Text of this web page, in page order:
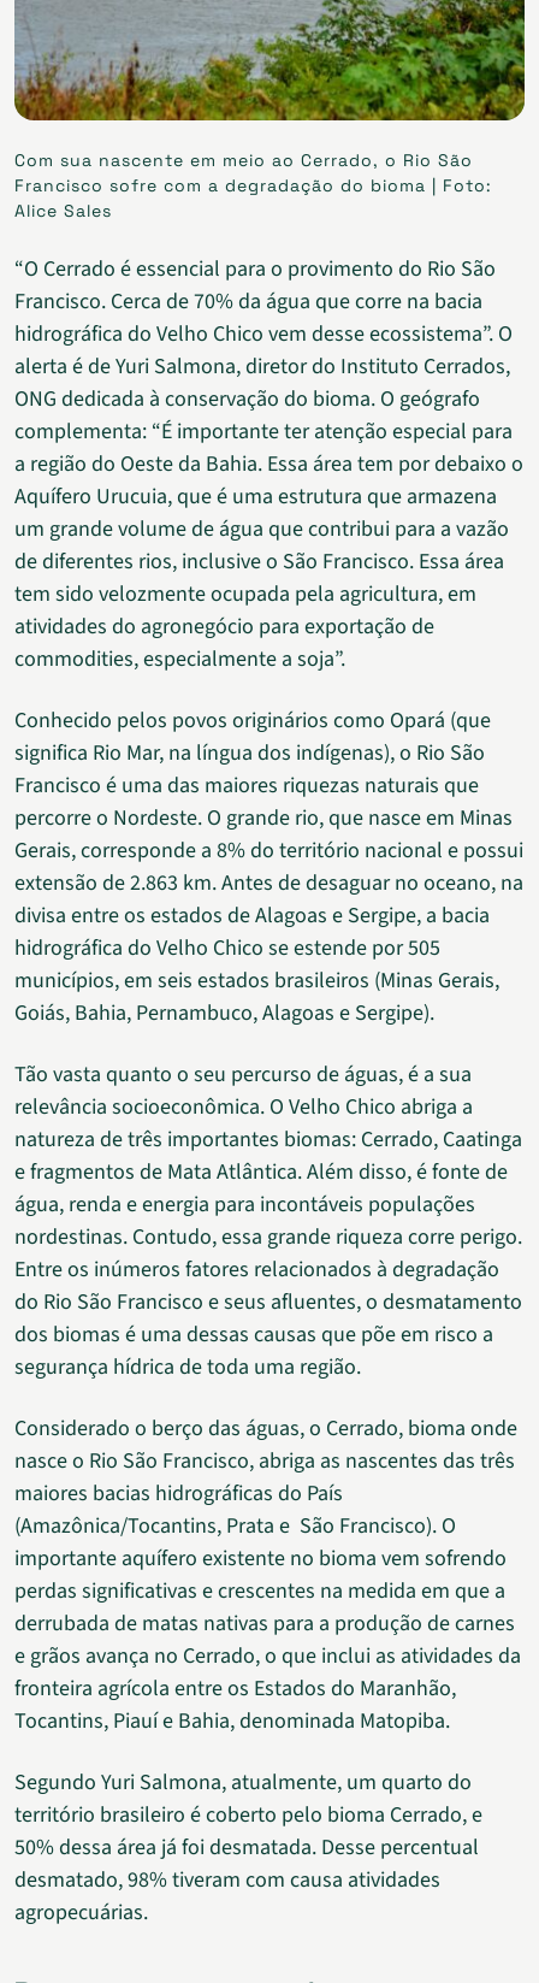
Com sua nascente em meio ao Cerrado, o Rio São
Francisco sofre com a degradação do bioma | Foto:
Alice Sales
“O Cerrado é essencial para o provimento do Rio São
Francisco. Cerca de 70% da água que corre na bacia
hidrográfica do Velho Chico vem desse ecossistema”. O
alerta é de Yuri Salmona, diretor do Instituto Cerrados,
ONG dedicada à conservação do bioma. O geógrafo
complementa: “É importante ter atenção especial para
a região do Oeste da Bahia. Essa área tem por debaixo o
Aquífero Urucuia, que é uma estrutura que armazena
um grande volume de água que contribui para a vazão
de diferentes rios, inclusive o São Francisco. Essa área
tem sido velozmente ocupada pela agricultura, em
atividades do agronegócio para exportação de
commodities, especialmente a soja”.
Conhecido pelos povos originários como Opará (que
significa Rio Mar, na língua dos indígenas), o Rio São
Francisco é uma das maiores riquezas naturais que
percorre o Nordeste. O grande rio, que nasce em Minas
Gerais, corresponde a 8% do território nacional e possui
extensão de 2.863 km. Antes de desaguar no oceano, na
divisa entre os estados de Alagoas e Sergipe, a bacia
hidrográfica do Velho Chico se estende por 505
municípios, em seis estados brasileiros (Minas Gerais,
Goiás, Bahia, Pernambuco, Alagoas e Sergipe).
Tão vasta quanto o seu percurso de águas, é a sua
relevância socioeconômica. O Velho Chico abriga a
natureza de três importantes biomas: Cerrado, Caatinga
e fragmentos de Mata Atlântica. Além disso, é fonte de
água, renda e energia para incontáveis populações
nordestinas. Contudo, essa grande riqueza corre perigo.
Entre os inúmeros fatores relacionados à degradação
do Rio São Francisco e seus afluentes, o desmatamento
dos biomas é uma dessas causas que põe em risco a
segurança hídrica de toda uma região.
Considerado o berço das águas, o Cerrado, bioma onde
nasce o Rio São Francisco, abriga as nascentes das três
maiores bacias hidrográficas do País
(Amazônica/Tocantins, Prata e São Francisco). O
importante aquífero existente no bioma vem sofrendo
perdas significativas e crescentes na medida em que a
derrubada de matas nativas para a produção de carnes
e grãos avança no Cerrado, o que inclui as atividades da
fronteira agrícola entre os Estados do Maranhão,
Tocantins, Piauí e Bahia, denominada Matopiba.
Segundo Yuri Salmona, atualmente, um quarto do
território brasileiro é coberto pelo bioma Cerrado, e
50% dessa área já foi desmatada. Desse percentual
desmatado, 98% tiveram com causa atividades
agropecuárias.